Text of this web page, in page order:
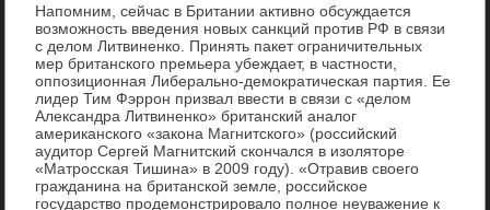
Напомним, сейчас в Британии активно обсуждается
возможность введения новых санкций против РФ в связи
с делом Литвиненко. Принять пакет ограничительных
мер британского премьера убеждает, в частности,
оппозиционная Либерально-демократическая партия. Ее
лидер Тим Фэррон призвал ввести в связи с «делом
Александра Литвиненко» британский аналог
американского «закона Магнитского» (российский
аудитор Сергей Магнитский скончался в изоляторе
«Матросская Тишина» в 2009 году). «Отравив своего
гражданина на британской земле, российское
государство продемонстрировало полное неуважение к